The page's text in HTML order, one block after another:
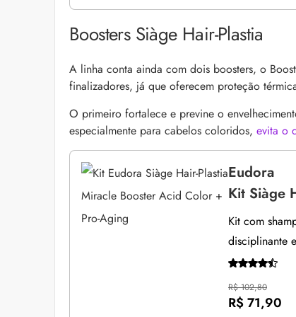
Boosters Siàge Hair-Plastia
A linha conta ainda com dois boosters, o
finalizadores, já que oferecem proteção
O primeiro fortalece e previne o
especialmente para cabelos coloridos, evita o
Eudora
Kit Siàge
Kit com
disciplinante
R$ 102,80
R$ 71,90